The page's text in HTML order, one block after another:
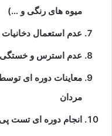
میوه های رنگی و …)
عدم استعمال دخانیات
عدم استرس و
معاینات دوره ای
مردان
انجام دوره ای تست